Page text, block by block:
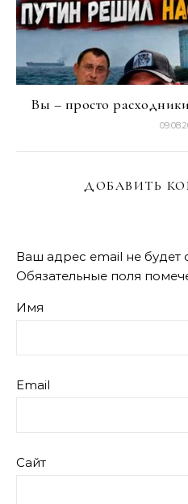
Вы – просто
ДОБАВИТЬ
Ваш адрес email не будет
Обязательные поля
Имя
Email
Сайт